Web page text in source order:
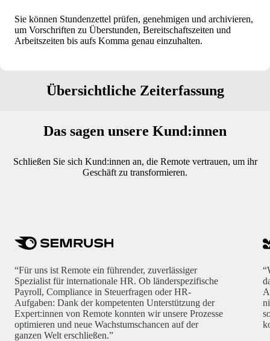
Sie können Stundenzettel prüfen, genehmigen und archivieren,
um Vorschriften zu Überstunden, Bereitschaftszeiten und
Arbeitszeiten bis aufs Komma genau einzuhalten.
Übersichtliche Zeiterfassung
Das sagen unsere Kund:innen
Schließen Sie sich Kund:innen an, die Remote vertrauen, um ihr
Geschäft zu transformieren.
“Für uns ist Remote ein führender, zuverlässiger
Spezialist für internationale HR. Ob länderspezifische
Payroll, Compliance in Steuerfragen oder HR-
Aufgaben: Dank der kompetenten Unterstützung der
Expert:innen von Remote konnten wir unsere Prozesse
optimieren und neue Wachstumschancen auf der
ganzen Welt erschließen.”